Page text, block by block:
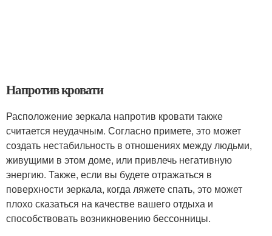
Напротив кровати
Расположение зеркала напротив кровати также
считается неудачным. Согласно примете, это может
создать нестабильность в отношениях между людьми,
живущими в этом доме, или привлечь негативную
энергию. Также, если вы будете отражаться в
поверхности зеркала, когда ляжете спать, это может
плохо сказаться на качестве вашего отдыха и
способствовать возникновению бессонницы.